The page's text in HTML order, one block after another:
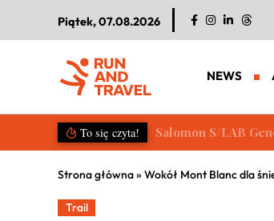
Piątek, 07.08.2026
NEWS
To się czyta! Salomon S/LAB
Strona główna» Wokół Mont Blanc dla
Trail